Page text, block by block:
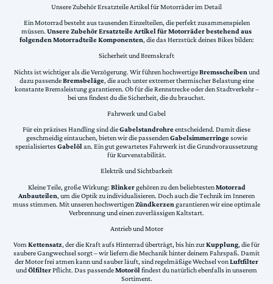
Unsere Zubehör Ersatzteile Artikel für Motorräder im Detail
Ein Motorrad besteht aus tausenden Einzelteilen, die perfekt zusammenspielen
müssen. Unsere Zubehör Ersatzteile Artikel für Motorräder bestehend aus
folgenden Motorradteile Komponenten, die das Herzstück deines Bikes bilden:
Sicherheit und Bremskraft
Nichts ist wichtiger als die Verzögerung. Wir führen hochwertigeBremsscheiben und
dazu passendeBremsbeläge, die auch unter extremer thermischer Belastung eine
konstante Bremsleistung garantieren. Ob für die Rennstrecke oder den Stadtverkehr –
bei uns findest du die Sicherheit, die du brauchst.
Fahrwerk und Gabel
Für ein präzises Handling sind dieGabelstandrohreentscheidend. Damit diese
geschmeidig eintauchen, bieten wir die passendenGabelsimmerringesowie
spezialisiertesGabelölan. Ein gut gewartetes Fahrwerk ist die Grundvoraussetzung
für Kurvenstabilität.
Elektrik und Sichtbarkeit
Kleine Teile, große Wirkung: Blinkergehören zu den beliebtestenMotorrad
Anbauteilen, um die Optik zu individualisieren. Doch auch die Technik im Inneren
muss stimmen. Mit unseren hochwertigenZündkerzen garantieren wir eine optimale
Verbrennung und einen zuverlässigen Kaltstart.
Antrieb und Motor
VomKettensatz, der die Kraft aufs Hinterrad überträgt, bis hin zurKupplung, die für
saubere Gangwechsel sorgt – wir liefern die Mechanik hinter deinem Fahrspaß. Damit
der Motor frei atmen kann und sauber läuft, sind regelmäßige Wechsel vonLuftfilter
undÖlfilterPflicht. Das passendeMotorölfindest du natürlich ebenfalls in unserem
Sortiment.